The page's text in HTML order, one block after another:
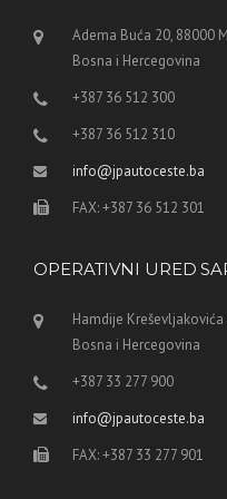
Adema Buća 20, 88000
Bosna i Hercegovina
+387 36 512 300
+387 36 512 310
info@jpautoceste.ba
FAX: +387 36 512 301
OPERATIVNI URED
Hamdije
Bosna i Hercegovina
+387 33 277 900
info@jpautoceste.ba
FAX: +387 33 277 901